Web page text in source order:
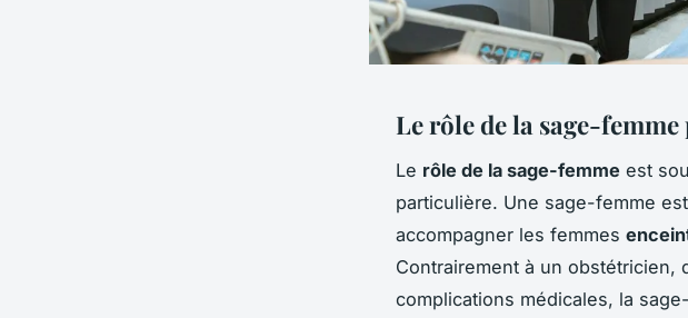
Le rôle de la sage-
Le rôle de la sage-femme est
particulière. Une sage-femme
accompagner les femmes
Contrairement à un obstétricien,
complications médicales, la